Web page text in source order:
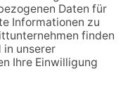
DATENSCHUTZ E.V.
TAA | AFE